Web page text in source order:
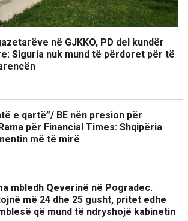
në GJKKO, PD del kundër
Siguria nuk mund të përdoret për të
e qartë”/ BE nën presion për
për Financial Times: Shqipëria
më të mirë
mbledh Qeverinë në Pogradec.
më 24 dhe 25 gusht, pritet edhe
që mund të ndryshojë kabinetin